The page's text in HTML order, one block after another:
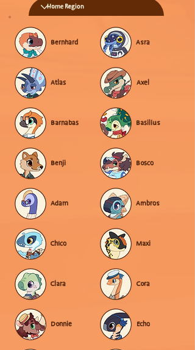
Bernhard
Atlas
Barnabas
Benji
Adam
Chico
Clara
Donnie
Asra
Axel
Basilius
Bosco
Ambros
Maxi
Cora
Echo